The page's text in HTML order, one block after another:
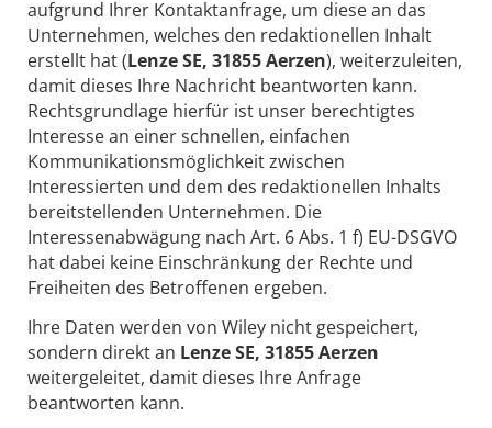
aufgrund Ihrer Kontaktanfrage, um diese an das
Unternehmen, welches den redaktionellen Inhalt
erstellt hat (Lenze SE, 31855 Aerzen), weiterzuleiten,
damit dieses Ihre Nachricht beantworten kann.
Rechtsgrundlage hierfür ist unser berechtigtes
Interesse an einer schnellen, einfachen
Kommunikationsmöglichkeit zwischen
Interessierten und dem des redaktionellen Inhalts
bereitstellenden Unternehmen. Die
Interessenabwägung nach Art. 6 Abs. 1 f) EU-DSGVO
hat dabei keine Einschränkung der Rechte und
Freiheiten des Betroffenen ergeben.
Ihre Daten werden von Wiley nicht gespeichert,
sondern direkt an Lenze SE, 31855 Aerzen
weitergeleitet, damit dieses Ihre Anfrage
beantworten kann.